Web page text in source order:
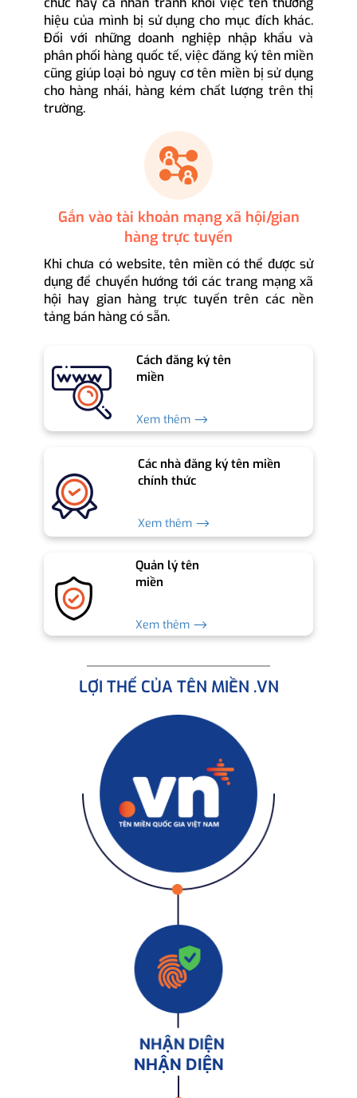
hiệu của mình bị sử dụng cho mục đích khác.
Đối với những doanh nghiệp nhập khẩu và
phân phối hàng quốc tế, việc đăng ký tên miền
cũng giúp loại bỏ nguy cơ tên miền bị sử dụng
cho hàng nhái, hàng kém chất lượng trên thị
trường.
Gắn vào tài khoản mạng xã hội/gian
hàng trực tuyến
Khi chưa có website, tên miền có thể được sử
dụng để chuyển hướng tới các trang mạng xã
hội hay gian hàng trực tuyến trên các nền
tảng bán hàng có sẵn.
Cách đăng ký tên
miền
Xem thêm ⟶
Các nhà đăng ký tên miền
chính thức
Xem thêm ⟶
Quản lý tên
miền
Xem thêm ⟶
LỢI THẾ CỦA TÊN MIỀN .VN
NHẬN DIỆN